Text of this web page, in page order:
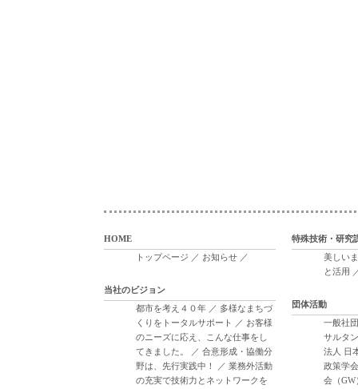
HOME
トップページ ／ お知らせ ／
当社のビジョン
都市を考え４０年 ／ 多様なまちづ
くりをトータルサポート
／ お客様
のニーズに応え、こんな仕事をし
てきました。
／ 合意形成・協働分
野は、先行実践中！
／ 業務外活動
の充実で技術力とネットワークを
特殊技術・研究
美しい
と活用
団体活動
一般社
サルタ
法人 日
政策学会
会（GW